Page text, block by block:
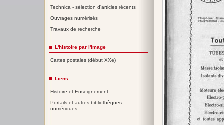
Technica - sélection d'articles récents
Ouvrages numérisés
Travaux de recherche
L'histoire par l'image
Cartes postales (début XXe)
Liens
Histoire et Enseignement
Portails et autres bibliothèques
numériques